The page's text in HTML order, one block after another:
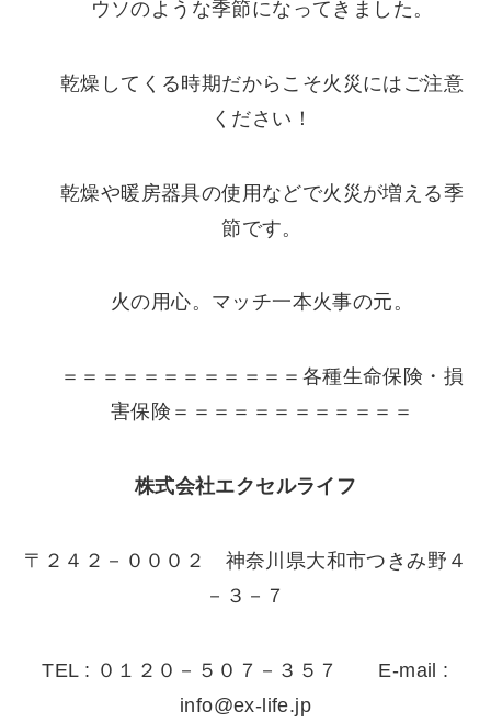
ウソのような季節になってきました。
乾燥してくる時期だからこそ火災にはご注意
ください！
乾燥や暖房器具の使用などで火災が増える季
節です。
火の用心。マッチ一本火事の元。
＝＝＝＝＝＝＝＝＝＝＝＝各種生命保険・損
害保険＝＝＝＝＝＝＝＝＝＝＝＝
株式会社エクセルライフ
〒２４２－０００２ 神奈川県大和市つきみ野４
－３－７
TEL : ０１２０－５０７－３５７ E-mail :
info@ex-life.jp